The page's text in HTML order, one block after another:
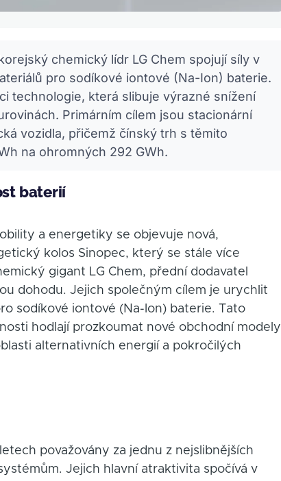
chemický lídr LG Chem spojují síly v
pro sodíkové iontové (Na-Ion) baterie.
technologie, která slibuje výrazné snížení
Primárním cílem jsou stacionární
vozidla, přičemž čínský trh s těmito
na ohromných 292 GWh.
baterií
a energetiky se objevuje nová,
kolos Sinopec, který se stále více
gigant LG Chem, přední dodavatel
dohodu. Jejich společným cílem je urychlit
sodíkové iontové (Na-Ion) baterie. Tato
hodlají prozkoumat nové obchodní modely
alternativních energií a pokročilých
považovány za jednu z nejslibnějších
Jejich hlavní atraktivita spočívá v